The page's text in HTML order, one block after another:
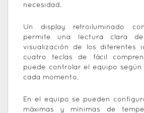
necesidad.
Un display retroiluminado
permite una lectura clara
visualización de los diferentes
cuatro teclas de fácil
puede controlar el equipo
cada momento.
En el equipo se pueden
máximas y mínimas de